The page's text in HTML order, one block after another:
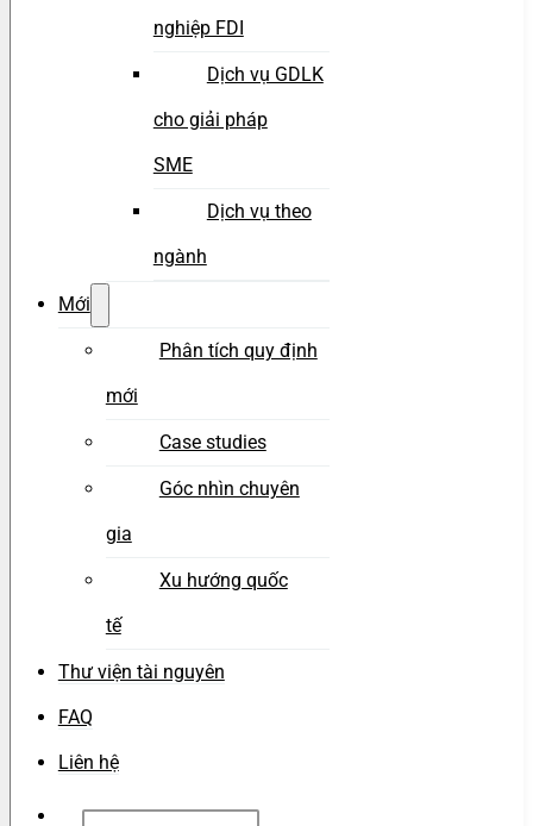
nghiệp FDI
Dịch vụ GDLK
cho giải pháp
SME
Dịch vụ theo
ngành
Mới
Phân tích quy định
mới
Case studies
Góc nhìn chuyên
gia
Xu hướng quốc
tế
Thư viện tài nguyên
FAQ
Liên hệ